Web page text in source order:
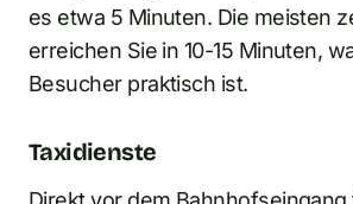
es etwa 5 Minuten. Die meisten
erreichen Sie in 10-15 Minuten,
Besucher praktisch ist.
Taxidienste